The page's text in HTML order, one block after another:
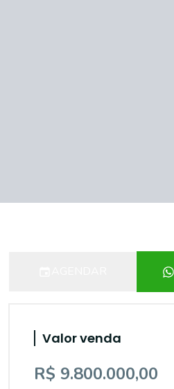
Valor venda
R$ 9.800.000,00